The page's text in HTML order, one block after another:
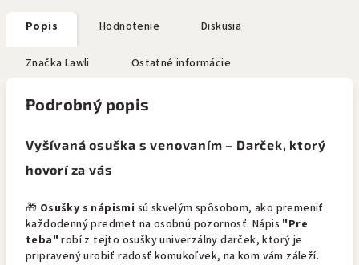
Popis Hodnotenie Diskusia
Značka Lawli Ostatné informácie
Podrobný popis
Vyšívaná osuška s venovaním – Darček, ktorý
hovorí za vás
🎁 Osušky s nápismi sú skvelým spôsobom, ako premeniť
každodenný predmet na osobnú pozornosť. Nápis "Pre
teba" robí z tejto osušky univerzálny darček, ktorý je
pripravený urobiť radosť komukoľvek, na kom vám záleží.